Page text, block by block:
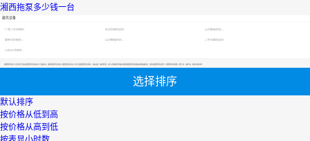
湘西拖泵多少钱一台
最优设备
广西二手挖掘机 轮式挖掘机报价
二手压路机报价
【湘西拖泵信息】专区为您汇总有关湘西拖泵信息有关的二手设备信息，提供湘西拖泵信息转让,湘西拖泵信息买卖,市场,包括湘西拖泵信息报价，热卖品牌，热卖地区等；还可以直接看到为您精心挑选的湘西拖泵信息相关的机械设备信息，包括其湘西拖泵信息型号、湘西拖泵信息参数、机型介绍、品牌介绍、新机价格信息等；
选择排序
默认排序
按价格从低到高
按价格从高到低